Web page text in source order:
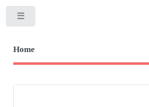
Home